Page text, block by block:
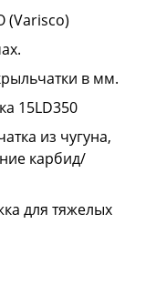
(Varisco)
в мм.
15LD350
из чугуна,
карбид/
для тяжелых